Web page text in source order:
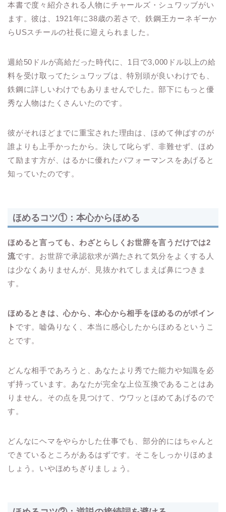
本書で度々紹介される人物にチャールズ・シュワッブがい
ます。彼は、1921年に38歳の若さで、鉄鋼王カーネギーか
らUSスチールの社長に迎えられました。
週給50ドルが高給だった時代に、1日で3,000ドル以上の給
料を受け取ってたシュワッブは、特別頭が良いわけでも、
鉄鋼に詳しいわけでもありませんでした。部下にもっと優
秀な人物はたくさんいたのです。
彼がそれほどまでに重宝された理由は、ほめて伸ばすのが
誰よりも上手かったから。決して叱らず、非難せず、ほめ
て励ます方が、はるかに優れたパフォーマンスをあげると
知っていたのです。
ほめるコツ①：本心からほめる
ほめると言っても、わざとらしくお世辞を言うだけでは2
流です。お世辞で承認欲求が満たされて気分をよくする人
は少なくありませんが、見抜かれてしまえば鼻につきま
す。
ほめるときは、心から、本心から相手をほめるのがポイン
ト です。嘘偽りなく、本当に感心したからほめるというこ
とです。
どんな相手であろうと、あなたより秀でた能力や知識を必
ず持っています。あなたが完全な上位互換であることはあ
りません。その点を見つけて、ウワッとほめてあげるので
す。
どんなにヘマをやらかした仕事でも、部分的にはちゃんと
できているところがあるはずです。そこをしっかりほめま
しょう。いやほめちぎりましょう。